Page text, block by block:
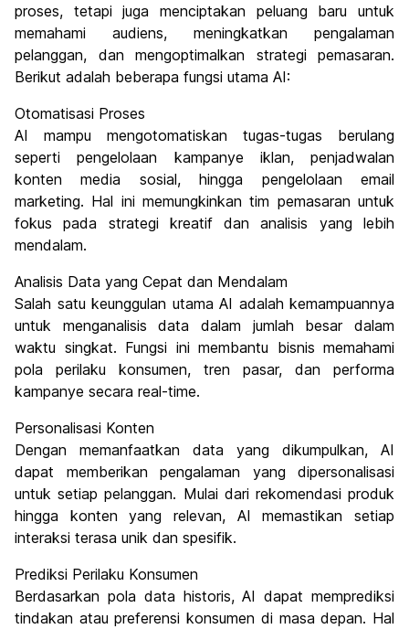
proses, tetapi juga menciptakan peluang baru untuk
memahami audiens, meningkatkan pengalaman
pelanggan, dan mengoptimalkan strategi pemasaran.
Berikut adalah beberapa fungsi utama AI:
Otomatisasi Proses
AI mampu mengotomatiskan tugas-tugas berulang
seperti pengelolaan kampanye iklan, penjadwalan
konten media sosial, hingga pengelolaan email
marketing. Hal ini memungkinkan tim pemasaran untuk
fokus pada strategi kreatif dan analisis yang lebih
mendalam.
Analisis Data yang Cepat dan Mendalam
Salah satu keunggulan utama AI adalah kemampuannya
untuk menganalisis data dalam jumlah besar dalam
waktu singkat. Fungsi ini membantu bisnis memahami
pola perilaku konsumen, tren pasar, dan performa
kampanye secara real-time.
Personalisasi Konten
Dengan memanfaatkan data yang dikumpulkan, AI
dapat memberikan pengalaman yang dipersonalisasi
untuk setiap pelanggan. Mulai dari rekomendasi produk
hingga konten yang relevan, AI memastikan setiap
interaksi terasa unik dan spesifik.
Prediksi Perilaku Konsumen
Berdasarkan pola data historis, AI dapat memprediksi
tindakan atau preferensi konsumen di masa depan. Hal